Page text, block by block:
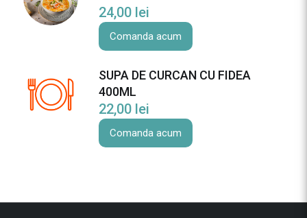
24,00 lei
Comanda acum
SUPA DE CURCAN CU FIDEA
400ML
22,00 lei
Comanda acum